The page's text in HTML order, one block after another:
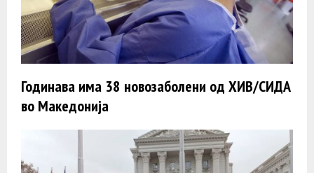
Годинава има 38 новозаболени од ХИВ/СИДА
во Македонија